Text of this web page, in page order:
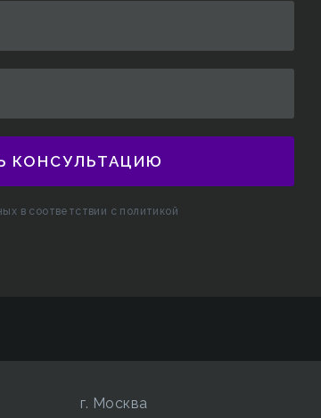
КОНСУЛЬТАЦИЮ
в соответствии с политикой
г. Москва